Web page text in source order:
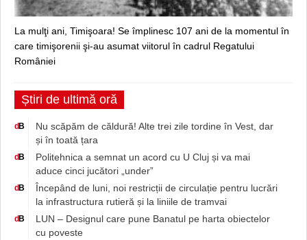
La mulţi ani, Timişoara! Se împlinesc 107 ani de la momentul în
care timişorenii şi-au asumat viitorul în cadrul Regatului
României
Știri de ultimă oră
dB
Nu scăpăm de căldură! Alte trei zile tordine în Vest, dar
și în toată țara
dB
Politehnica a semnat un acord cu U Cluj și va mai
aduce cinci jucători „under”
dB
Începând de luni, noi restricții de circulație pentru lucrări
la infrastructura rutieră și la liniile de tramvai
dB
LUN – Designul care pune Banatul pe harta obiectelor
cu poveste